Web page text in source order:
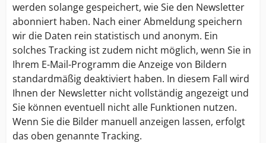
werden solange gespeichert, wie Sie den Newsletter
abonniert haben. Nach einer Abmeldung speichern
wir die Daten rein statistisch und anonym. Ein
solches Tracking ist zudem nicht möglich, wenn Sie in
Ihrem E-Mail-Programm die Anzeige von Bildern
standardmäßig deaktiviert haben. In diesem Fall wird
Ihnen der Newsletter nicht vollständig angezeigt und
Sie können eventuell nicht alle Funktionen nutzen.
Wenn Sie die Bilder manuell anzeigen lassen, erfolgt
das oben genannte Tracking.